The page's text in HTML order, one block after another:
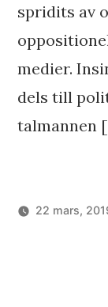
spridits av
medier.
dels till
talmannen
22 mars,